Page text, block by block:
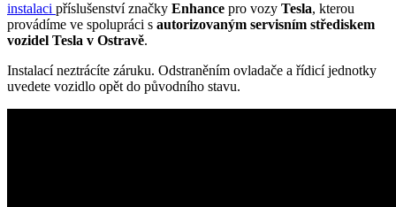
instalaci příslušenství značky Enhance pro vozy Tesla, kterou
provádíme ve spolupráci s autorizovaným servisním střediskem
vozidel Tesla v Ostravě.
Instalací neztrácíte záruku. Odstraněním ovladače a řídicí jednotky
uvedete vozidlo opět do původního stavu.